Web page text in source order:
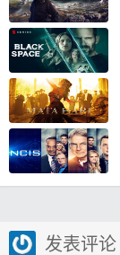
发表评论